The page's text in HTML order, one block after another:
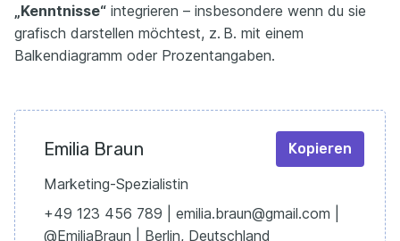
„Kenntnisse“ integrieren – insbesondere wenn du sie
grafisch darstellen möchtest, z. B. mit einem
Balkendiagramm oder Prozentangaben.
Emilia Braun
Marketing-Spezialistin
+49 123 456 789 | emilia.braun@gmail.com |
@EmiliaBraun | Berlin, Deutschland
Kopieren